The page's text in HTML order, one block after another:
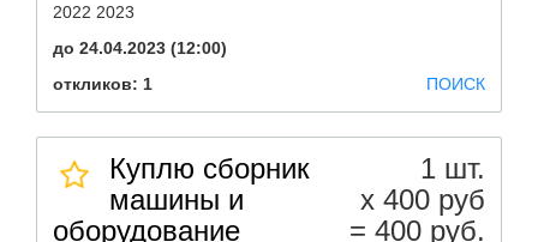
2022 2023
до 24.04.2023 (12:00)
откликов: 1
ПОИСК
Куплю сборник
машины и
оборудование
1 шт.
х 400 руб
= 400 руб.